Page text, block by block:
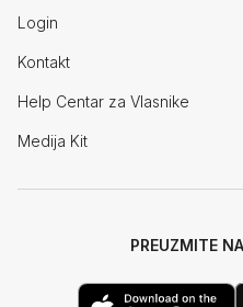
Login
Kontakt
Help Centar za Vlasnike
Medija Kit
PREUZMITE